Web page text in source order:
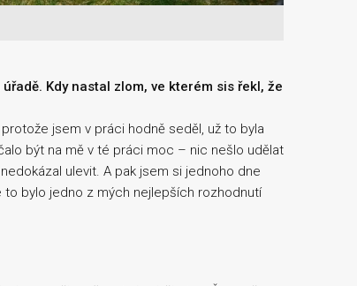
Kdy nastal zlom, ve kterém sis řekl, že
jsem v práci hodně seděl, už to byla
být na mě v té práci moc – nic nešlo udělat
ulevit. A pak jsem si jednoho dne
to bylo jedno z mých nejlepších rozhodnutí